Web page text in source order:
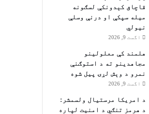
قاچاق کېدونکې لسګونه
میله سپکې او درنې وسلې
نیولي
اگست 9, 2026
هلمند کې معلولینو
مجاهدینو ته د استوګنې
نمرو د وېش لړۍ پیل شوه
اگست 9, 2026
د امریکا مرستیال ولسمشر:
د هرمز تنګي د امنیت لپاره